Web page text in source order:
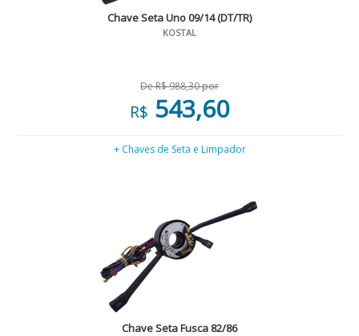
Chave Seta Uno 09/14 (DT/TR)
KOSTAL
De R$ 988,30 por
R$ 543,60
+ Chaves de Seta e Limpador
Chave Seta Fusca 82/86